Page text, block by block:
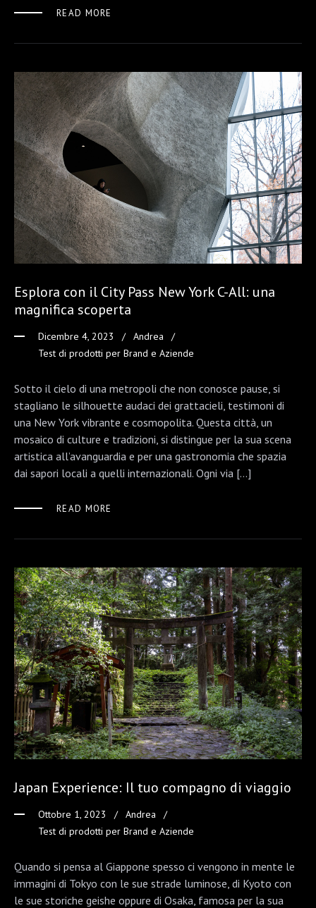
READ MORE
Esplora con il City Pass New York C-All: una
magnifica scoperta
Dicembre 4, 2023
Andrea
Test di prodotti per Brand e Aziende
Sotto il cielo di una metropoli che non conosce pause, si
stagliano le silhouette audaci dei grattacieli, testimoni di
una New York vibrante e cosmopolita. Questa città, un
mosaico di culture e tradizioni, si distingue per la sua scena
artistica all’avanguardia e per una gastronomia che spazia
dai sapori locali a quelli internazionali. Ogni via […]
READ MORE
Japan Experience: Il tuo compagno di viaggio
Ottobre 1, 2023
Andrea
Test di prodotti per Brand e Aziende
Quando si pensa al Giappone spesso ci vengono in mente le
immagini di Tokyo con le sue strade luminose, di Kyoto con
le sue storiche geishe oppure di Osaka, famosa per la sua